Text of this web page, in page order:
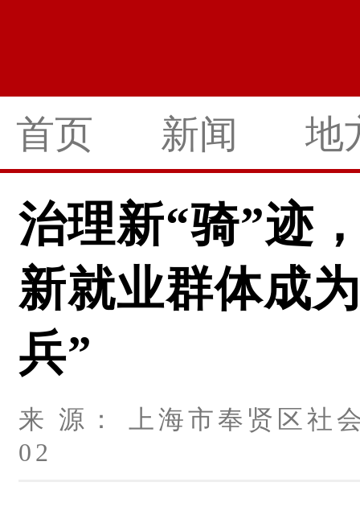
首页 新闻 地
治理新“骑”迹
新就业群体成
兵”
来 源： 上海市奉贤区
02